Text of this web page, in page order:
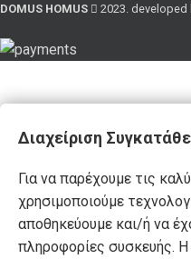
DOMUS HOMUS 2023. developed
Διαχείριση
Για να παρέχουμε τις
χρησιμοποιούμε
αποθηκεύουμε και/ή να
πληροφορίες συσκευής.